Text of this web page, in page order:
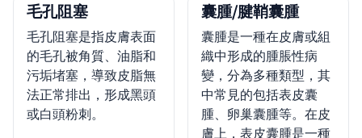
毛孔阻塞
毛孔阻塞是指皮膚表面
的毛孔被角質、油脂和
污垢堵塞，導致皮脂無
法正常排出，形成黑頭
或白頭粉刺。
囊腫/腱鞘囊腫
囊腫是一種在皮膚或組
織中形成的腫脹性病
變，分為多種類型，其
中常見的包括表皮囊
腫、卵巢囊腫等。在皮
膚上，表皮囊腫是一種